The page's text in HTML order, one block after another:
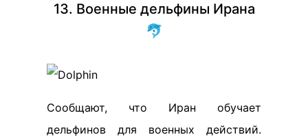
13. Военные дельфины Ирана
🐬
Сообщают, что Иран обучает
дельфинов для военных действий.